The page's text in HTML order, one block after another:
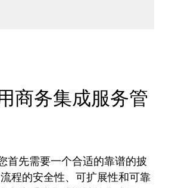
商务集成服务管
首先需要一个合适的靠谱的披
程的安全性、可扩展性和可靠